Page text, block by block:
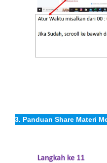
3. Panduan Share Materi